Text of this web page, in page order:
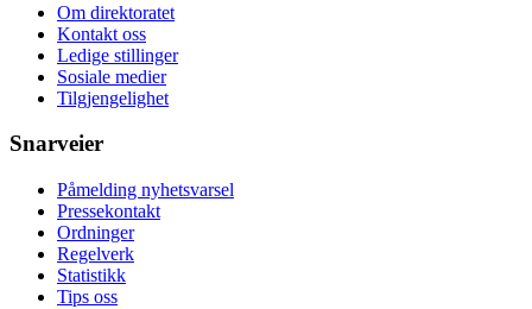
Om direktoratet
Kontakt oss
Ledige stillinger
Sosiale medier
Tilgjengelighet
Snarveier
Påmelding nyhetsvarsel
Pressekontakt
Ordninger
Regelverk
Statistikk
Tips oss